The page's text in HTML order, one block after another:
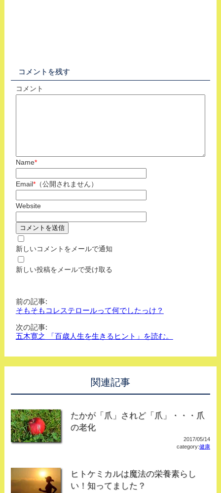
コメントを残す
コメント
Name*
Email*（公開されません）
Website
新しいコメントをメールで通知
新しい投稿をメールで受け取る
前の記事:
そもそもコレステロールって何でしたっけ？
次の記事:
五木寛之 「百歳人生を生きるヒント」を読む。
関連記事
たかが「爪」されど「爪」・・・爪
の老化
2017/05/14
category:健康
ヒトケミカルは魔法の栄養素らし
い！知ってました？